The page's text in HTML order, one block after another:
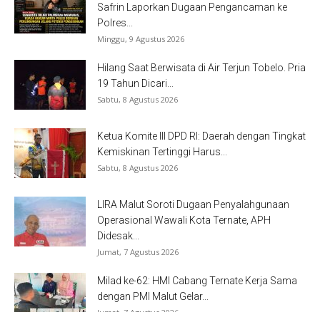
Safrin Laporkan Dugaan Pengancaman ke
Polres...
Minggu, 9 Agustus 2026
Hilang Saat Berwisata di Air Terjun Tobelo. Pria
19 Tahun Dicari...
Sabtu, 8 Agustus 2026
Ketua Komite III DPD RI: Daerah dengan Tingkat
Kemiskinan Tertinggi Harus...
Sabtu, 8 Agustus 2026
LIRA Malut Soroti Dugaan Penyalahgunaan
Operasional Wawali Kota Ternate, APH
Didesak...
Jumat, 7 Agustus 2026
Milad ke-62: HMI Cabang Ternate Kerja Sama
dengan PMI Malut Gelar...